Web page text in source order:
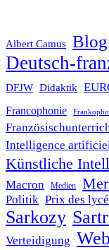
Albert Camus Blog
Deutsch-
DFJW Didaktik
Francophonie
Intelligence
Künstliche
Macron Medien
Politik Prix des
Sarkozy
Verteidigung